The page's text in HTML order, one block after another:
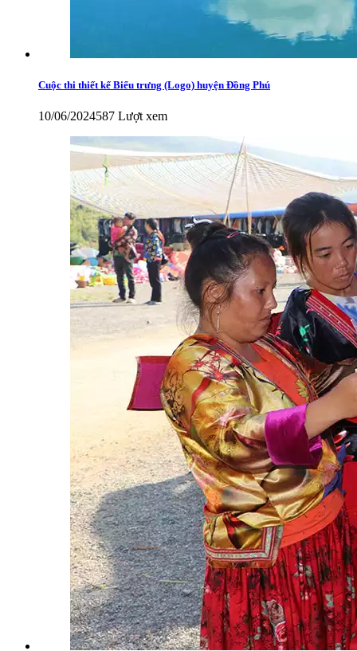
Cuộc thi thiết kế Biểu trưng (Logo) huyện Đồng Phú
10/06/2024587 Lượt xem